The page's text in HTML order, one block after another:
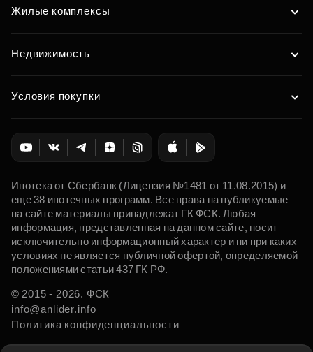
Жилые комплексы
Недвижимость
Условия покупки
Ипотека от Сбербанк (Лицензия №1481 от 11.08.2015) и
еще 38 ипотечных программ. Все права на публикуемые
на сайте материалы принадлежат ГК ФСК. Любая
информация, представленная на данном сайте, носит
исключительно информационный характер и ни при каких
условиях не является публичной офертой, определяемой
положениями статьи 437 ГК РФ.
© 2015 - 2026. ФСК
info@anlider.info
Политика конфиденциальности